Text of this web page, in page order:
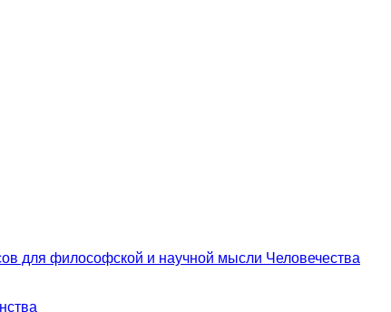
для философской и научной мысли Человечества